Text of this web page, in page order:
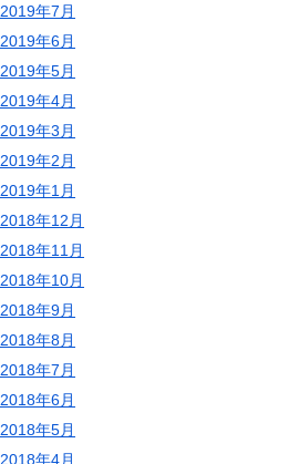
2019年7月
2019年6月
2019年5月
2019年4月
2019年3月
2019年2月
2019年1月
2018年12月
2018年11月
2018年10月
2018年9月
2018年8月
2018年7月
2018年6月
2018年5月
2018年4月